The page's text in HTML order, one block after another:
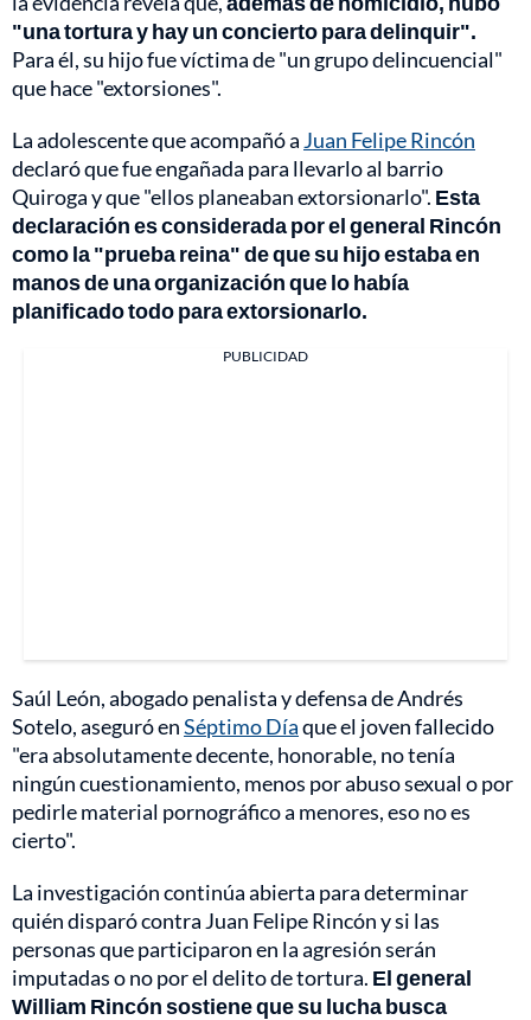
"una tortura y hay un concierto para delinquir".
Para él, su hijo fue víctima de "un grupo delincuencial"
que hace "extorsiones".
La adolescente que acompañó a Juan Felipe Rincón
declaró que fue engañada para llevarlo al barrio
Quiroga y que "ellos planeaban extorsionarlo". Esta
declaración es considerada por el general Rincón
como la "prueba reina" de que su hijo estaba en
manos de una organización que lo había
planificado todo para extorsionarlo.
PUBLICIDAD
Saúl León, abogado penalista y defensa de Andrés
Sotelo, aseguró enSéptimo Díaque el joven fallecido
"era absolutamente decente, honorable, no tenía
ningún cuestionamiento, menos por abuso sexual o por
pedirle material pornográfico a menores, eso no es
cierto".
La investigación continúa abierta para determinar
quién disparó contra Juan Felipe Rincón y si las
personas que participaron en la agresión serán
imputadas o no por el delito de tortura. El general
William Rincón sostiene que su lucha busca